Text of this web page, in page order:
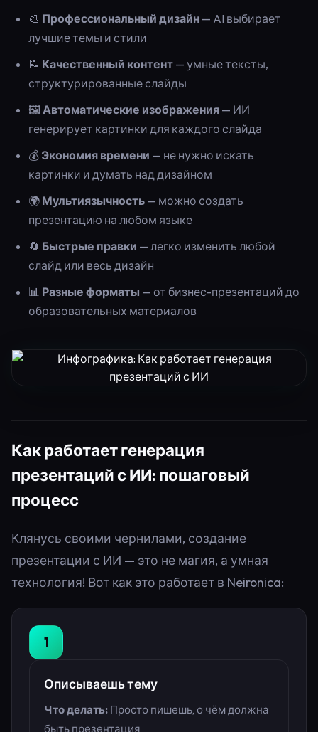
🎨 Профессиональный дизайн — AI выбирает
лучшие темы и стили
📝 Качественный контент — умные тексты,
структурированные слайды
🖼️ Автоматические изображения — ИИ
генерирует картинки для каждого слайда
💰 Экономия времени — не нужно искать
картинки и думать над дизайном
🌍 Мультиязычность — можно создать
презентацию на любом языке
🔄 Быстрые правки — легко изменить любой
слайд или весь дизайн
📊 Разные форматы — от бизнес-презентаций до
образовательных материалов
Как работает генерация
презентаций с ИИ: пошаговый
процесс
Клянусь своими чернилами, создание
презентации с ИИ — это не магия, а умная
технология! Вот как это работает в Neironica:
1
Описываешь тему
Что делать: Просто пишешь, о чём должна
быть презентация